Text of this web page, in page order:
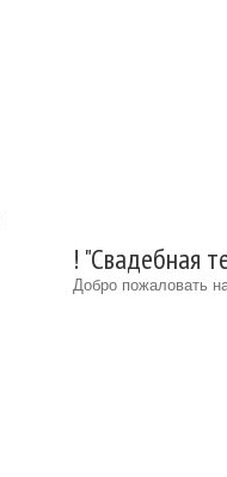
! "Cвадебная
Добро пожаловать